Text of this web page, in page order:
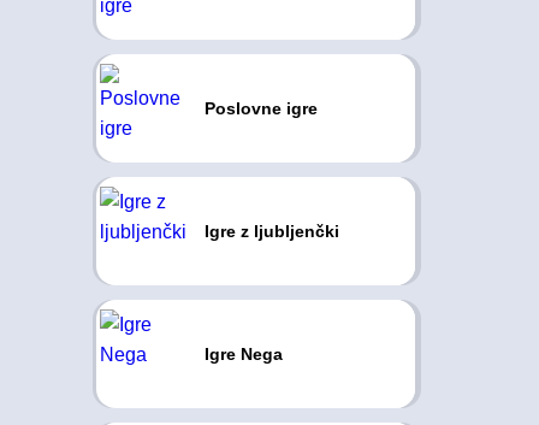
Poslovne igre
Igre z ljubljenčki
Igre Nega